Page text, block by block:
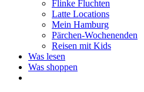
Flinke Fluchten
Latte Locations
Mein Hamburg
Pärchen-Wochenenden
Reisen mit Kids
Was lesen
Was shoppen